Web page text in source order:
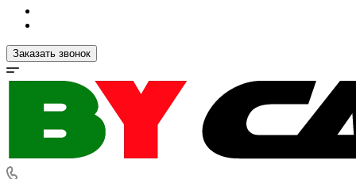
Заказать звонок